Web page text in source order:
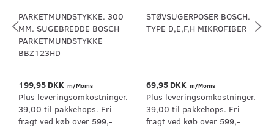
PARKETMUNDSTYKKE. 300
MM. SUGEBREDDE BOSCH
PARKETMUNDSTYKKE
BBZ123HD
199,95 DKK m/Moms
Plus leveringsomkostninger.
39,00 til pakkehops. Fri
fragt ved køb over 599,-
STØVSUGERPOSER BOSCH.
TYPE D,E,F,H MIKROFIBER
69,95 DKK m/Moms
Plus leveringsomkostninger.
39,00 til pakkehops. Fri
fragt ved køb over 599,-